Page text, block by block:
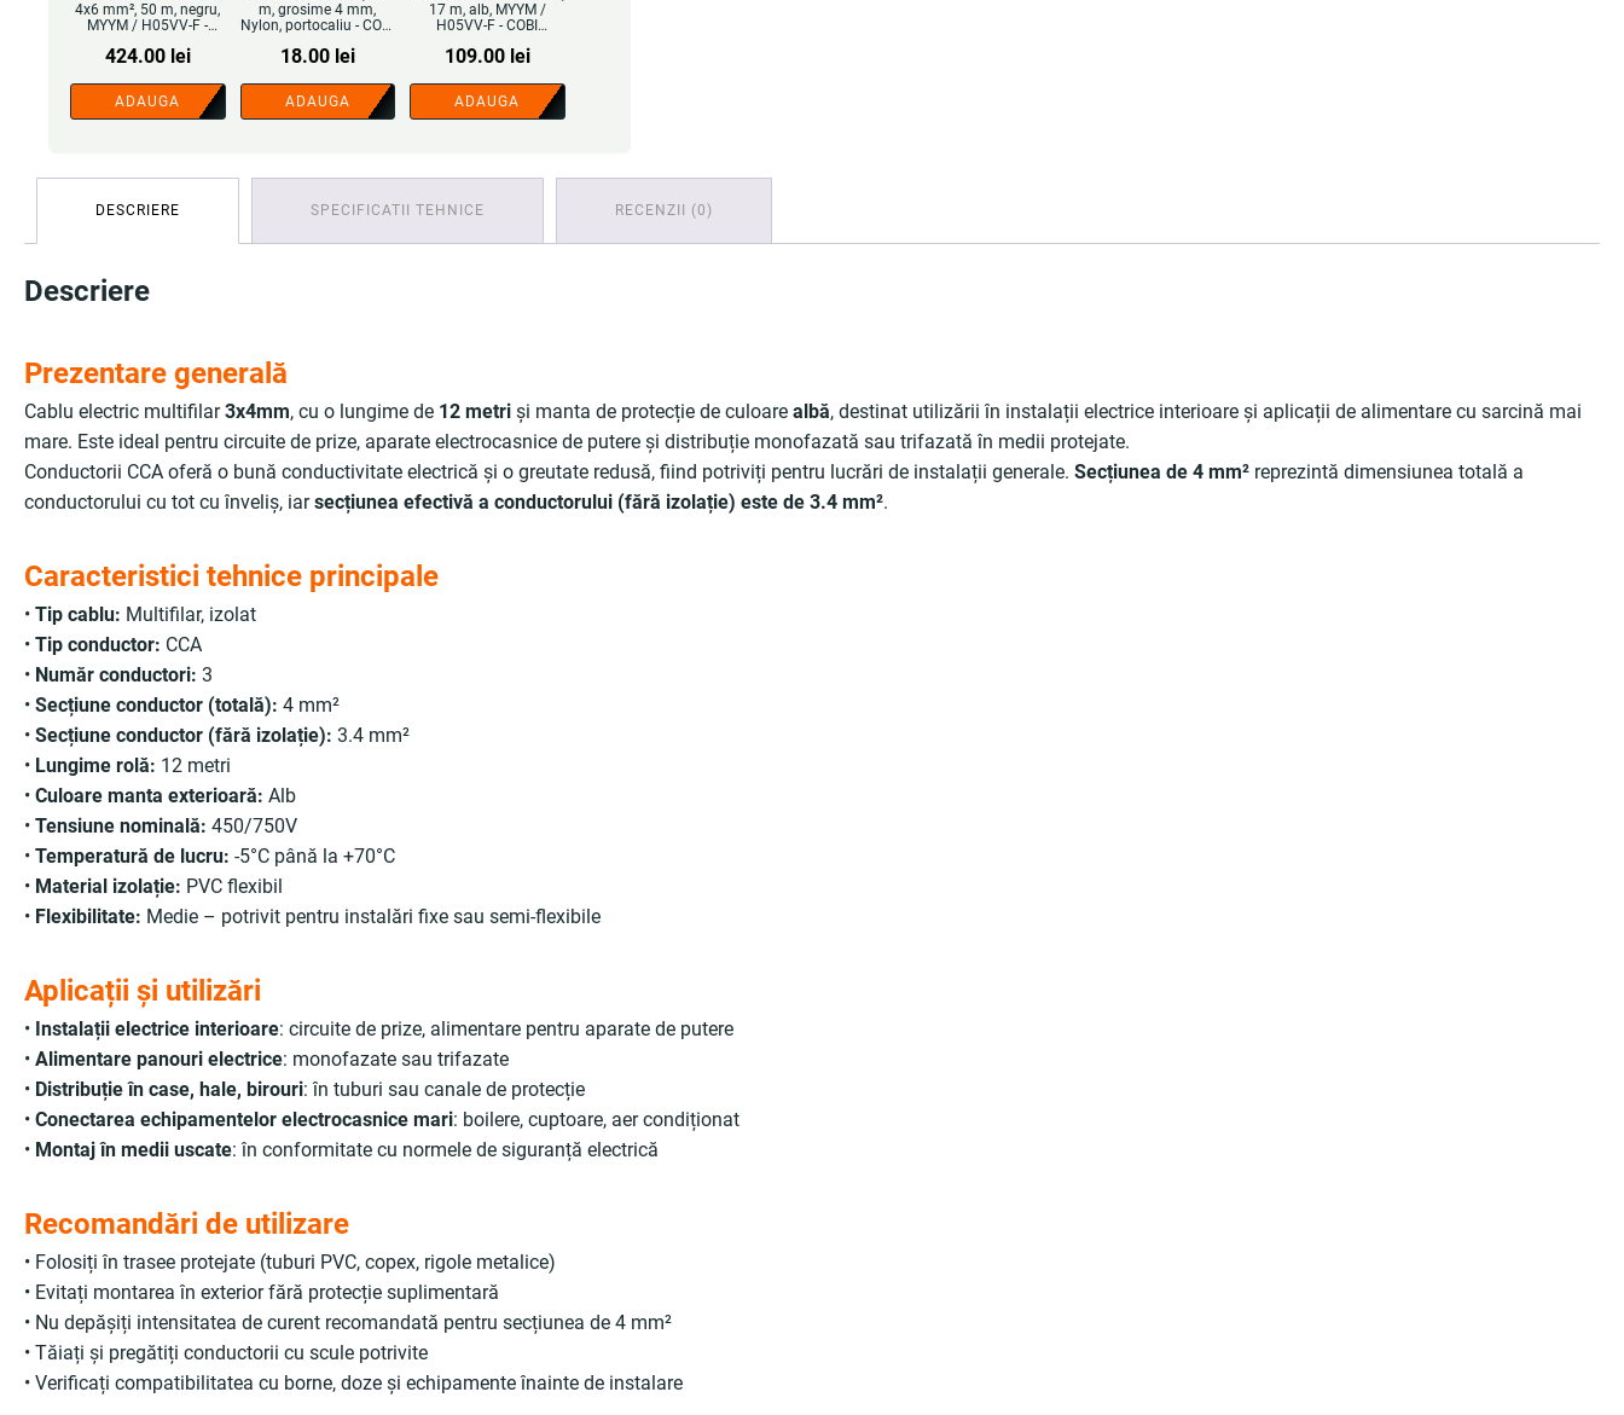
4x6 mm², 50 m, negru,
MYYM / H05VV-F -
424.00 lei
ADAUGA
m, grosime 4 mm,
Nylon, portocaliu - COBI
18.00 lei
ADAUGA
17 m, alb, MYYM /
H05VV-F - COBI
109.00 lei
ADAUGA
DESCRIERE SPECIFICATII TEHNICE RECENZII (0)
Descriere
Prezentare generală
Cablu electric multifilar3x4mm, cu o lungime de 12 metri și manta de protecție de culoare albă, destinat utilizării în instalații electrice interioare și aplicații de alimentare cu sarcină mai
mare. Este ideal pentru circuite de prize, aparate electrocasnice de putere și distribuție monofazată sau trifazată în medii protejate.
Conductorii CCA oferă o bună conductivitate electrică și o greutate redusă, fiind potriviți pentru lucrări de instalații generale. Secțiunea de 4 mm² reprezintă dimensiunea totală a
conductorului cu tot cu înveliș, iarsecțiunea efectivă a conductorului (fără izolație) este de 3.4 mm².
Caracteristici tehnice principale
• Tip cablu: Multifilar, izolat
• Tip conductor: CCA
• Număr conductori: 3
• Secțiune conductor (totală): 4 mm²
• Secțiune conductor (fără izolație): 3.4 mm²
• Lungime rolă: 12 metri
• Culoare manta exterioară: Alb
• Tensiune nominală: 450/750V
• Temperatură de lucru: -5°C până la +70°C
• Material izolație: PVC flexibil
• Flexibilitate: Medie – potrivit pentru instalări fixe sau semi-flexibile
Aplicații și utilizări
• Instalații electrice interioare: circuite de prize, alimentare pentru aparate de putere
• Alimentare panouri electrice: monofazate sau trifazate
• Distribuție în case, hale, birouri: în tuburi sau canale de protecție
• Conectarea echipamentelor electrocasnice mari: boilere, cuptoare, aer condiționat
• Montaj în medii uscate: în conformitate cu normele de siguranță electrică
Recomandări de utilizare
• Folosiți în trasee protejate (tuburi PVC, copex, rigole metalice)
• Evitați montarea în exterior fără protecție suplimentară
• Nu depășiți intensitatea de curent recomandată pentru secțiunea de 4 mm²
• Tăiați și pregătiți conductorii cu scule potrivite
• Verificați compatibilitatea cu borne, doze și echipamente înainte de instalare